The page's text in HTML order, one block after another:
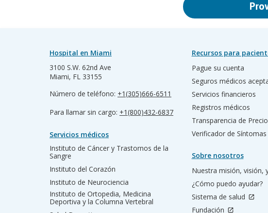
Hospital en Miami
3100 S.W. 62nd Ave
Miami, FL 33155
Número de teléfono: +1(305)666-6511
Para llamar sin cargo: +1(800)432-6837
Servicios médicos
Instituto de Cáncer y Trastornos de la
Sangre
Instituto del Corazón
Instituto de Neurociencia
Instituto de Ortopedia, Medicina
Deportiva y la Columna Vertebral
Recursos para
Pague su cuenta
Seguros médicos
Servicios financieros
Registros médicos
Transparencia de
Verificador de Síntomas
Sobre nosotros
Nuestra misión, visión,
¿Cómo puedo ayudar?
Sistema de salud
Fundación